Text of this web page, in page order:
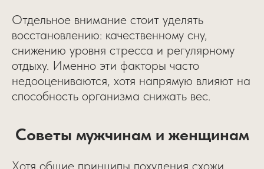
Отдельное внимание стоит уделять
восстановлению: качественному сну,
снижению уровня стресса и регулярному
отдыху. Именно эти факторы часто
недооцениваются, хотя напрямую влияют на
способность организма снижать вес.
Советы мужчинам и женщинам
Хотя общие принципы похудения схожи,